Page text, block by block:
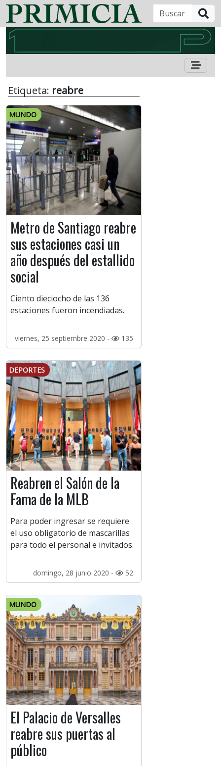
Etiqueta: reabre
MUNDO
Metro de Santiago reabre
sus estaciones casi un
año después del estallido
social
Ciento dieciocho de las 136
estaciones fueron incendiadas.
viernes, 25 septiembre 2020 - 135
DEPORTES
Reabren el Salón de la
Fama de la MLB
Para poder ingresar se requiere
el uso obligatorio de mascarillas
para todo el personal e invitados.
domingo, 28 junio 2020 - 52
MUNDO
El Palacio de Versalles
reabre sus puertas al
público